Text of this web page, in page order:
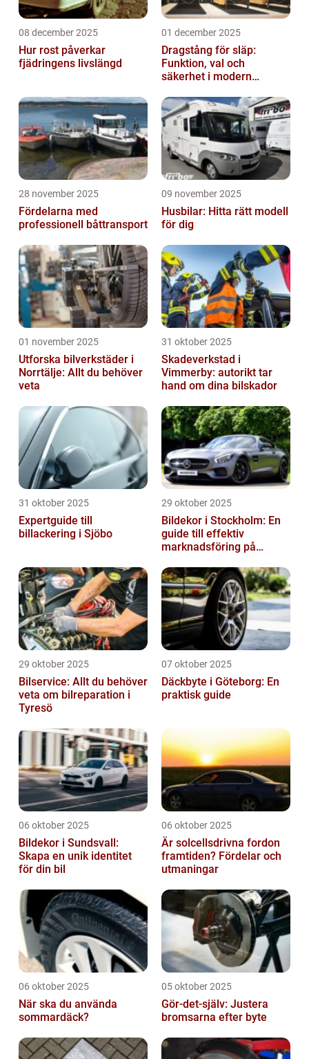
08 december 2025
Hur rost påverkar
fjädringens livslängd
01 december 2025
Dragstång för släp:
Funktion, val och
säkerhet i modern
28 november 2025
Fördelarna med
professionell båttransport
09 november 2025
Husbilar: Hitta rätt modell
för dig
01 november 2025
Utforska bilverkstäder i
Norrtälje: Allt du behöver
veta
31 oktober 2025
Skadeverkstad i
Vimmerby: autorikt tar
hand om dina bilskador
31 oktober 2025
Expertguide till
billackering i Sjöbo
29 oktober 2025
Bildekor i Stockholm: En
guide till effektiv
marknadsföring på
29 oktober 2025
Bilservice: Allt du behöver
veta om bilreparation i
Tyresö
07 oktober 2025
Däckbyte i Göteborg: En
praktisk guide
06 oktober 2025
Bildekor i Sundsvall:
Skapa en unik identitet
för din bil
06 oktober 2025
Är solcellsdrivna fordon
framtiden? Fördelar och
utmaningar
06 oktober 2025
När ska du använda
sommardäck?
05 oktober 2025
Gör-det-själv: Justera
bromsarna efter byte